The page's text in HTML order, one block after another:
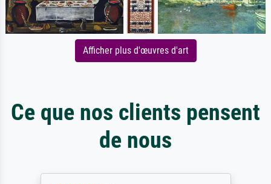
Afficher plus d'œuvres d'art
Ce que nos clients pensent
de nous